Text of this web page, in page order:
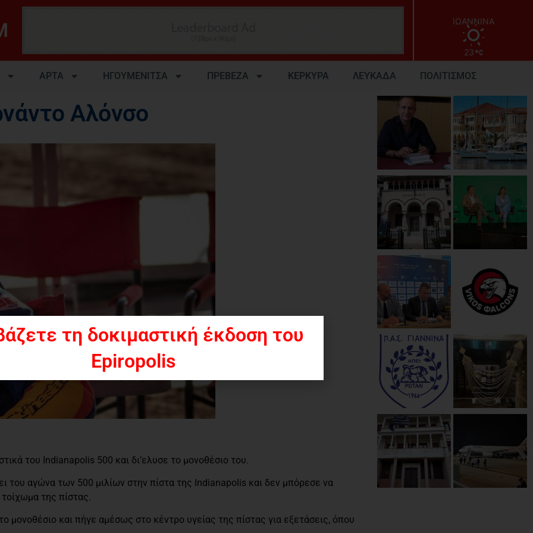
ΙΩΑΝΝΙΝΑ
23
ΑΡΤΑ ΗΓΟΥΜΕΝΙΤΣΑ ΠΡΕΒΕΖΑ ΚΕΡΚΥΡΑ ΛΕΥΚΑΔΑ ΠΟΛΙΤΙΣΜΟΣ
Αλόνσο
του Indianapolis 500 και δι’ελυσε το μονοθέσιο του.
του αγώνα των 500 μιλίων στην πίστα της Indianapolis και δεν μπόρεσε να
της πίστας.
και πήγε αμέσως στο κέντρο υγείας της πίστας για εξετάσεις, όπου
τη δοκιμαστική έκδοση του
Epiropolis